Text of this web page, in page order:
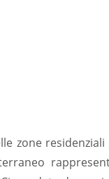
zone